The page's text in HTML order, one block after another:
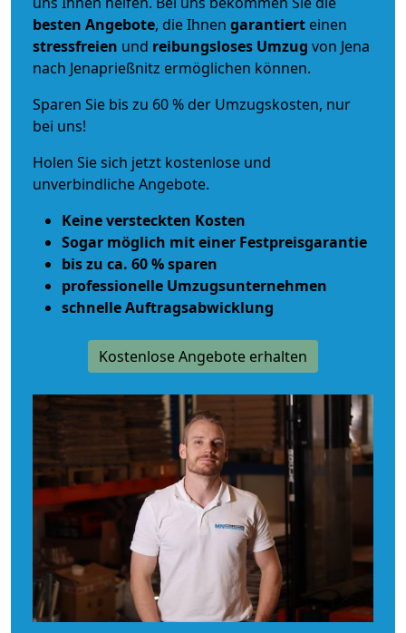
besten Angebote, die Ihnen garantiert einen
stressfreien und reibungsloses Umzug von Jena
nach Jenaprießnitz ermöglichen können.
Sparen Sie bis zu 60 % der Umzugskosten, nur
bei uns!
Holen Sie sich jetzt kostenlose und
unverbindliche Angebote.
Keine versteckten Kosten
Sogar möglich mit einer Festpreisgarantie
bis zu ca. 60 % sparen
professionelle Umzugsunternehmen
schnelle Auftragsabwicklung
Kostenlose Angebote erhalten